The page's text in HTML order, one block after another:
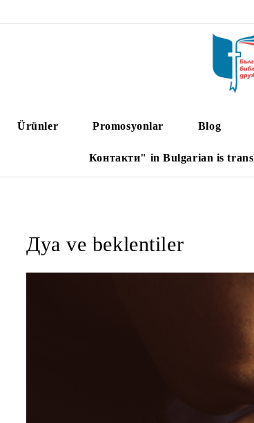
Ürünler Promosyonlar Blog
Контакти" in Bulgarian is
Дуа ve beklentiler